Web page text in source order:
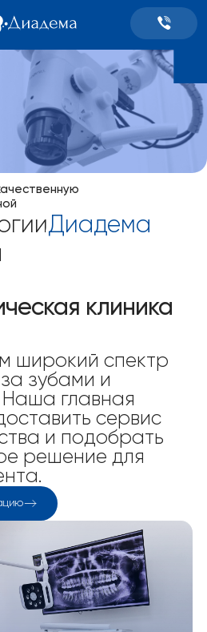
Диадема
клиника
широкий спектр
зубами и
главная
сервис
и подобрать
решение для